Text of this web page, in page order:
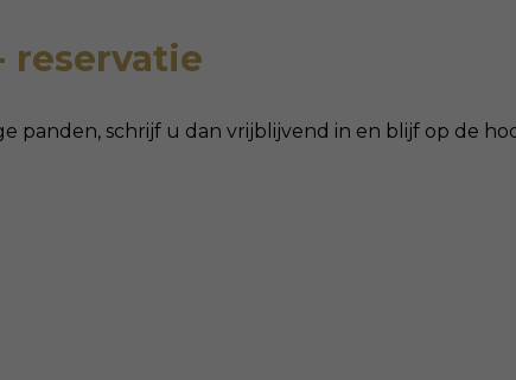
reservatie
panden, schrijf u dan vrijblijvend in en blijf op de